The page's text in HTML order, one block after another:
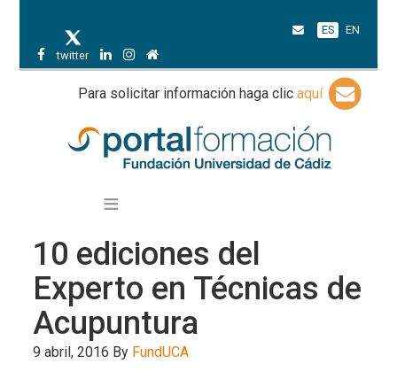
twitter
ES EN
Para solicitar información haga clic aquí
10 ediciones del
Experto en Técnicas de
Acupuntura
9 abril, 2016 By FundUCA